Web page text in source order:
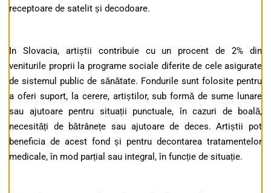
receptoare de satelit și decodoare.
In Slovacia, artiștii contribuie cu un procent de 2% din
veniturile proprii la programe sociale diferite de cele asigurate
de sistemul public de sănătate. Fondurile sunt folosite pentru
a oferi suport, la cerere, artiștilor, sub formă de sume lunare
sau ajutoare pentru situații punctuale, în cazuri de boală,
necesități de bătrânețe sau ajutoare de deces. Artiștii pot
beneficia de acest fond și pentru decontarea tratamentelor
medicale, în mod parțial sau integral, în funcție de situație.